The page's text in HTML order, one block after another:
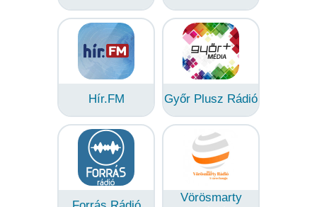
Hír.FM Győr Plusz Rádió
Vörösmarty